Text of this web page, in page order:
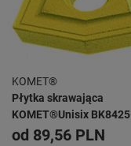
KOMET®
Płytka skrawająca
KOMET®Unisix BK8425
od 89,56 PLN